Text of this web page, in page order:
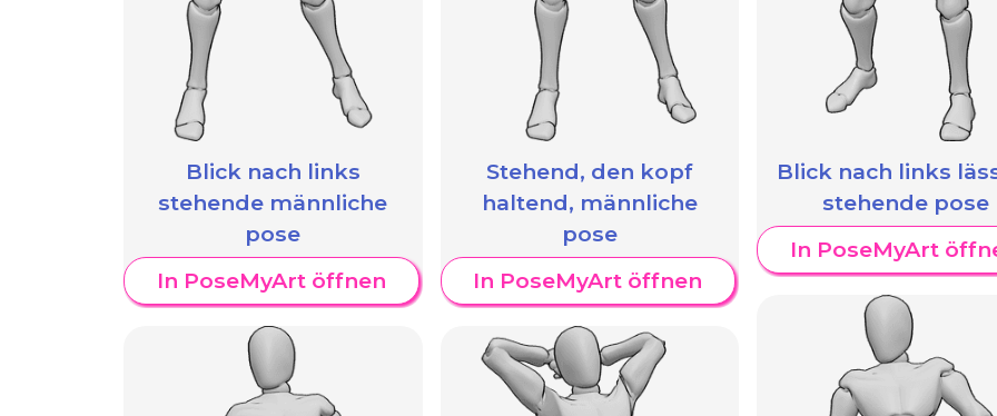
Blick nach links
stehende männliche
pose
In PoseMyArt öffnen
Stehend, den kopf
haltend, männliche
pose
In PoseMyArt öffnen
Blick nach links
stehende pose
In PoseMyArt